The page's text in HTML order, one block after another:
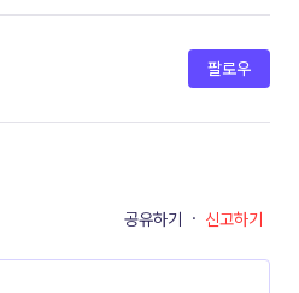
팔로우
공유하기 · 신고하기